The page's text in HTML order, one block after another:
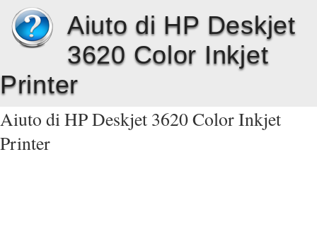
Aiuto di HP Deskjet
3620 Color Inkjet
Printer
Aiuto di HP Deskjet 3620 Color Inkjet
Printer